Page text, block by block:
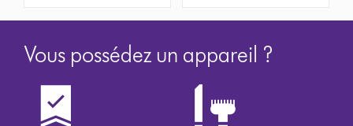
Vous possédez un appareil ?